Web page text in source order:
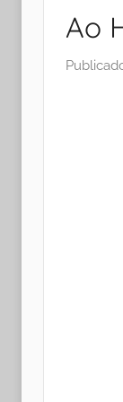
Ao